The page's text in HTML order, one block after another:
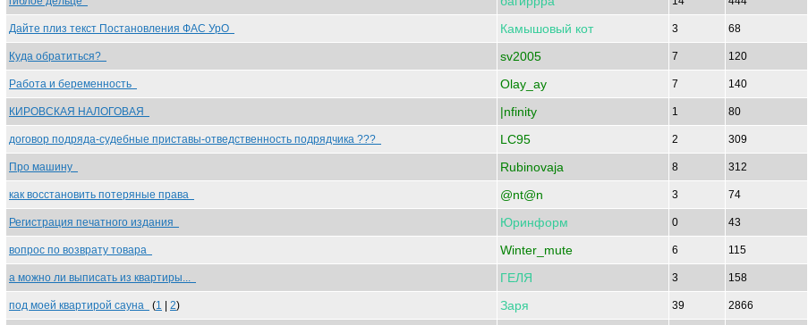
Дайте плиз текст Постановления ФАС УрО Камышовый кот 3 68
Куда обратиться? sv2005 7 120
Работа и беременность Olay_ay 7 140
КИРОВСКАЯ НАЛОГОВАЯ |nfinity 1 80
договор подряда-судебные приставы-отведственность подрядчика ??? LC95 2 309
Про машину Rubinovaja 8 312
как восстановить потеряные права @nt@n 3 74
Регистрация печатного издания Юринформ 0 43
вопрос по возврату товара Winter_mute 6 115
а можно ли выписать из квартиры... ГЕЛЯ 3 158
под моей квартирой сауна (1 2) Заря 39 2866